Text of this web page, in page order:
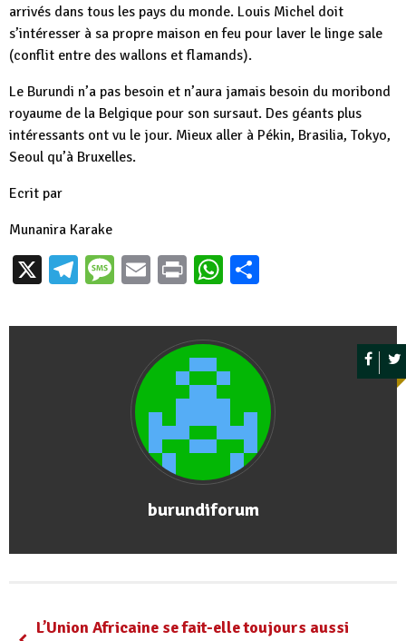
arrivés dans tous les pays du monde. Louis Michel doit
s’intéresser à sa propre maison en feu pour laver le linge sale
(conflit entre des wallons et flamands).
Le Burundi n’a pas besoin et n’aura jamais besoin du moribond
royaume de la Belgique pour son sursaut. Des géants plus
intéressants ont vu le jour. Mieux aller à Pékin, Brasilia, Tokyo,
Seoul qu’à Bruxelles.
Ecrit par
Munanira Karake
X Telegram
Message
EmailPrintWhatsApp
burundiforum
L’Union Africaine se fait-elle toujours aussi